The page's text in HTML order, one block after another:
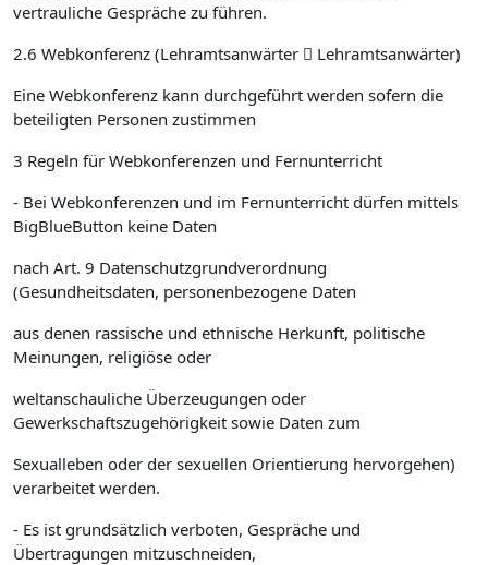
vertrauliche Gespräche zu führen.
2.6 Webkonferenz (Lehramtsanwärter  Lehramtsanwärter)
Eine Webkonferenz kann durchgeführt werden sofern die
beteiligten Personen zustimmen
3 Regeln für Webkonferenzen und Fernunterricht
- Bei Webkonferenzen und im Fernunterricht dürfen mittels
BigBlueButton keine Daten
nach Art. 9 Datenschutzgrundverordnung
(Gesundheitsdaten, personenbezogene Daten
aus denen rassische und ethnische Herkunft, politische
Meinungen, religiöse oder
weltanschauliche Überzeugungen oder
Gewerkschaftszugehörigkeit sowie Daten zum
Sexualleben oder der sexuellen Orientierung hervorgehen)
verarbeitet werden.
- Es ist grundsätzlich verboten, Gespräche und
Übertragungen mitzuschneiden,